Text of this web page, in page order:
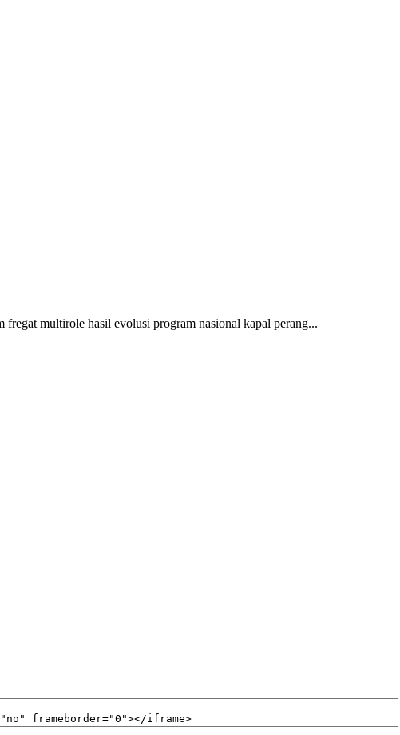
multirole hasil evolusi program nasional kapal perang...